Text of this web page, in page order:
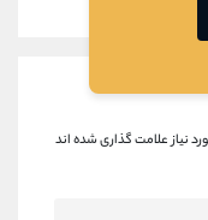
نیاز علامت گذاری شده اند